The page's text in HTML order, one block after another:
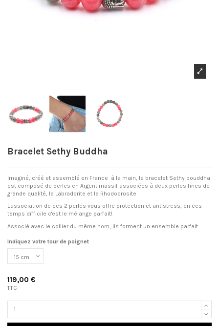
Bracelet Sethy Buddha
Imaginé, créé et assemblé en France à la main, le bracelet Sethy bouddha
est composé de perles en Argent massif associées à deux perles fines de
grande qualité, la Labradorite et la Rhodocrosite
L'association de ces 2 perles vous offre protection et antistress, en ces
temps difficile c'est le mélange parfait!
Associé avec le collier du même nom, ils forment un ensemble parfait
Indiquez votre tour de poignet
119,00 €
TTC